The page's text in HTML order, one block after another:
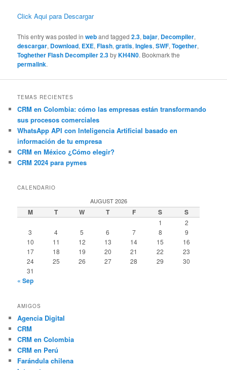
Click Aqui para Descargar
This entry was posted inweband tagged2.3,bajar, Decompiler,
descargar, Download, EXE,Flash,gratis,Ingles,SWF,Together,
Toghether Flash Decompiler 2.3byKH4N0. Bookmark the
permalink.
TEMAS RECIENTES
CRM en Colombia: cómo las empresas están transformando
sus procesos comerciales
WhatsApp API con Inteligencia Artificial basado en
información de tu empresa
CRM en México ¿Cómo elegir?
CRM 2024 para pymes
CALENDARIO
AUGUST 2026
M T W T F S S
1
2
3
4 5 6 7 8
9
10
11 12 13 14 15
16
17
18 19 20 21 22
23
24
25 26 27 28 29
30
31
« Sep
AMIGOS
Agencia Digital
CRM
CRM en Colombia
CRM en Perú
Farándula chilena